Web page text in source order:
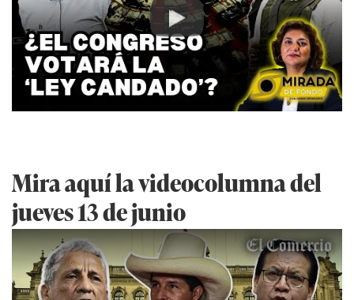
Play
Mira aquí la videocolumna del
jueves 13 de junio